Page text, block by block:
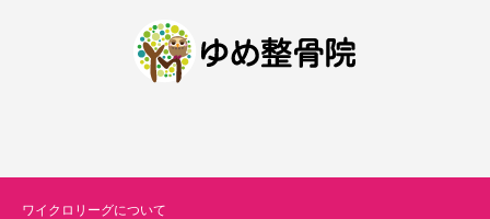
ワイクロリーグについて